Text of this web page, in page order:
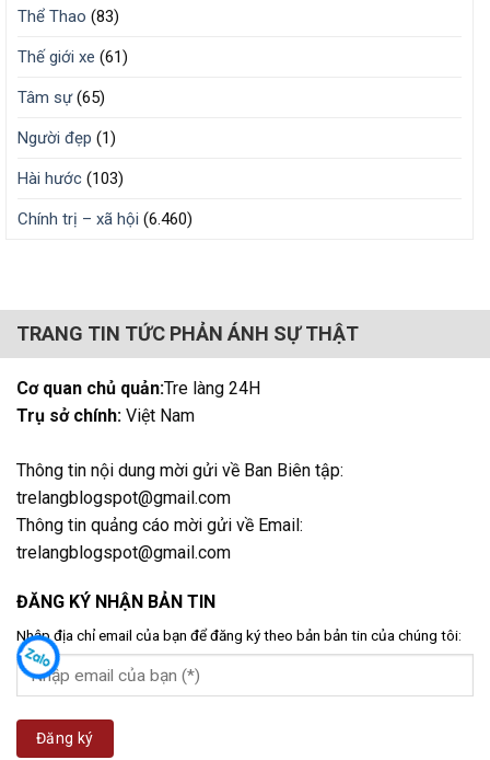
Thể Thao (83)
Thế giới xe (61)
Tâm sự(65)
Người đẹp (1)
Hài hước (103)
Chính trị – xã hội (6.460)
TRANG TIN TỨC PHẢN ÁNH SỰ THẬT
Cơ quan chủ quản:Tre làng 24H
Trụ sở chính: Việt Nam
Thông tin nội dung mời gửi về Ban Biên tập:
trelangblogspot@gmail.com
Thông tin quảng cáo mời gửi về Email:
trelangblogspot@gmail.com
ĐĂNG KÝ NHẬN BẢN TIN
Nhập địa chỉ email của bạn để đăng ký theo bản bản tin của chúng tôi: